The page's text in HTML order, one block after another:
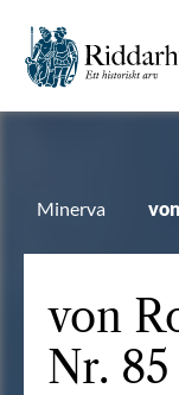
Minerva
von
Nr. 85